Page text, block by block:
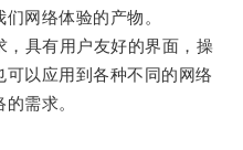
网络体验的产物。
具有用户友好的界面，操
以应用到各种不同的网络
需求。